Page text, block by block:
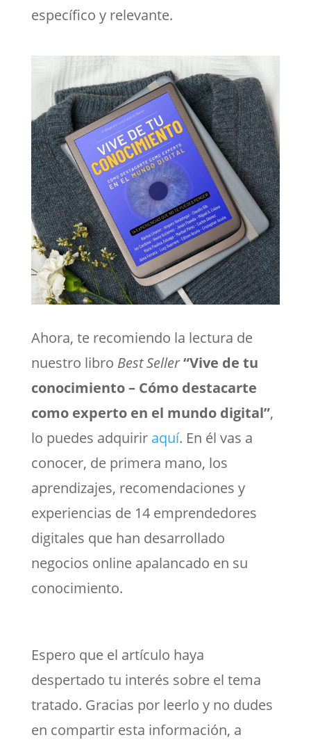
específico y relevante.
Ahora, te recomiendo la lectura de
nuestro libro Best Seller“Vive de tu
conocimiento – Cómo destacarte
como experto en el mundo digital”,
lo puedes adquirir aquí. En él vas a
conocer, de primera mano, los
aprendizajes, recomendaciones y
experiencias de 14 emprendedores
digitales que han desarrollado
negocios online apalancado en su
conocimiento.
Espero que el artículo haya
despertado tu interés sobre el tema
tratado. Gracias por leerlo y no dudes
en compartir esta información, a